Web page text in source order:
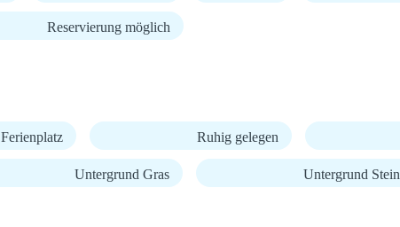
Reservierung möglich
Ferienplatz Ruhig gelegen
Untergrund Gras Untergrund Stein